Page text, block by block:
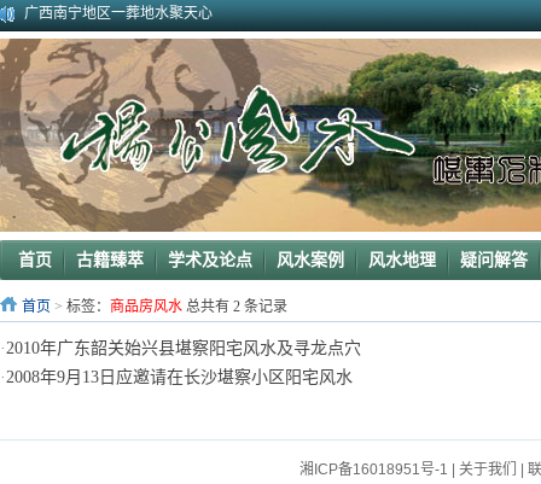
广西南宁地区一葬地水聚天心
广西巴马一龙穴形局
杨公风水--山形之贵人拱手
2010年9月在广西容县为李喜中的亲戚找到的龙穴图
2023年3月18日广东电白地区一眼相中“猛虎下山”形
2011年4月底在江西丰城地区一农村里断验老阳宅风水吉凶（二）
2011年5月初应福建晋江东家邀请堪察调整阳宅风水布局
2011年5月底应广西玉林地区东家邀请断验堪察阳宅风水
2011年应广西巴马东家邀请堪察断验阳宅风水吉凶
《葬 书》注 解
首页 古籍臻萃 学术及论点 风水案例 风水地理 疑问解答
首页 > 标签： 商品房风水 总共有 2 条记录
·2010年广东韶关始兴县堪察阳宅风水及寻龙点穴
·2008年9月13日应邀请在长沙堪察小区阳宅风水
湘ICP备16018951号-1 关于我们